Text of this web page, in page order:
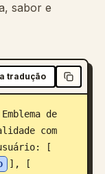
sabor e
tradução
de
com
[
], [